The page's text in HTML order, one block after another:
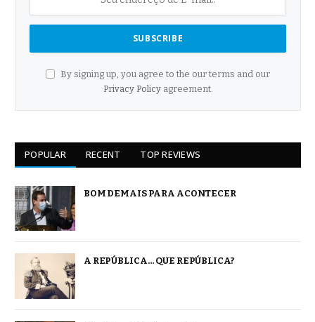
By signing up, you agree to the our terms and our
Privacy Policyagreement.
POPULAR RECENT TOP REVIEWS
BOM DEMAIS PARA ACONTECER
A REPÚBLICA… QUE REPÚBLICA?